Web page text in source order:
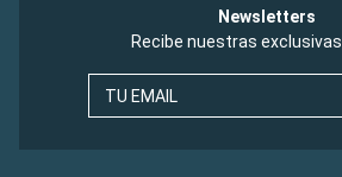
Newsletters
Recibe nuestras
TU EMAIL